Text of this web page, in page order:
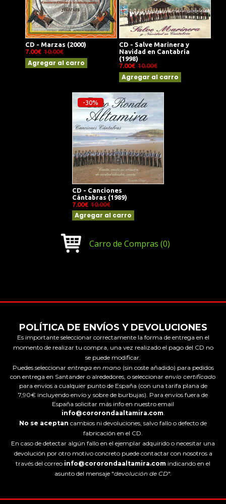
CD - Marzas (2000)
7.00€ 10.00€
Agregar al carro
CD - Salve Marinera y
Navidad en Cantabria
(1998)
7.00€ 10.00€
Agregar al carro
-30%
CD - Canciones
Cántabras (1989)
7.00€ 10.00€
Agregar al carro
Carro de Compras (0)
POLÍTICA DE ENVÍOS Y DEVOLUCIONES
Es importante seleccionar correctamente la forma de entrega en el
momento de realizar tu compra, una vez realizado el pago del CD no
se puede modificar.
Puedes seleccionar entrega en mano (sin coste añadido) para pedidos
con entrega en Santander o alrededores, o seleccionar envío certificado
para envíos a cualquier punto de España (con una tarifa plana de
7,90€ incluyendo envío y sobre de burbujas). Para envíos fuera de
España solicitar más info en nuestro email
info@cororondaaltamira.com.
No se aceptan cambios ni devoluciones, salvo fallo o defecto de
fabricación en el CD.
En caso de detectar algún fallo en el ejemplar adquirido o necesitar una
devolución por otro motivo concreto puede contactar con nosotros a
través del correo info@cororondaaltamira.com indicando en el
asunto del mensaje "devolución de CD".